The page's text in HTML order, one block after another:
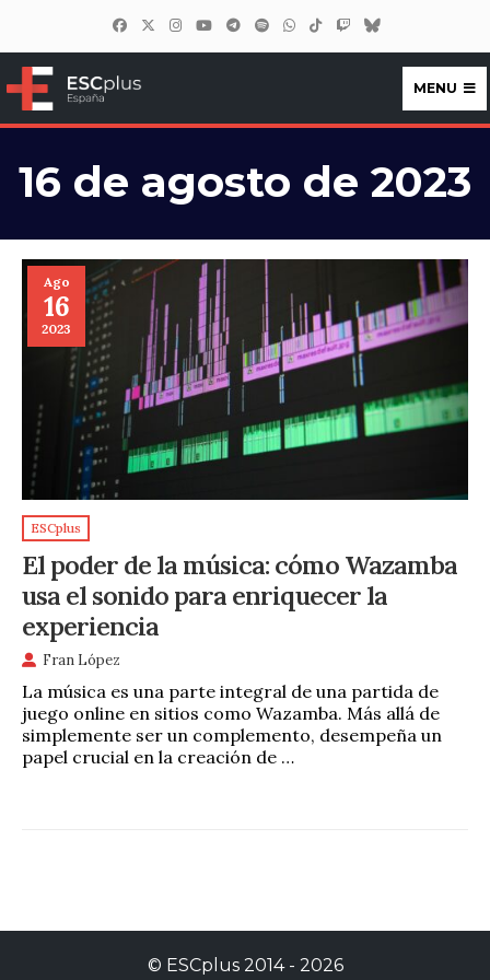
ESCplus España
MENU
16 de agosto de 2023
Ago
16
2023
ESCplus
El poder de la música: cómo Wazamba
usa el sonido para enriquecer la
experiencia
Fran López
La música es una parte integral de una partida de
juego online en sitios como Wazamba. Más allá de
simplemente ser un complemento, desempeña un
papel crucial en la creación de …
© ESCplus2014 - 2026